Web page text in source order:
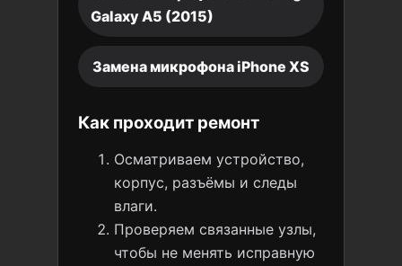
Galaxy A5 (2015)
Замена микрофона iPhone XS
Как проходит ремонт
Осматриваем устройство,
корпус, разъёмы и следы
влаги.
Проверяем связанные узлы,
чтобы не менять исправную